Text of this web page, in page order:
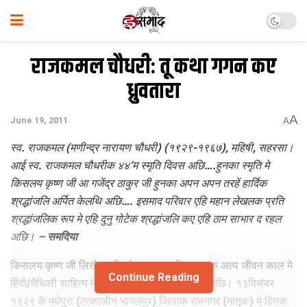
राजकमल चौधरी: तू कथा गगन कए
ध्रुवतारा
June 19, 2011 AA
स्व. राजकमल (मणीन्द्र नारायण चौधरी) (१९२९-१९६७), महिषी, सहरसा।
आई स्व. राजकमल चौधरीक ४४’म स्मृति दिवस अछि….हुनका स्मृति मे
किसलय कृष्ण जी आ गजेंद्र ठाकुर जी हुनका अपन अपन तरहें ‍हार्दिक
श्रद्धांजलि अर्पित केलथि अछि…. इसमाद परिवार एहि महान लेखलक प्रति
श्रद्धांजलिक रूप मे एहि दुनु गोटेक श्रद्धांजलि कए एहि ठाम साभार द रहल
अछि। – समदिया
किसलय कृष्ण जी लिखैत छथि जे मात्र अडतीस सालक अल्प जीवन काल मे
हिंदी/मैथिली साहित्य मे हुनक अप्रतिम योगदान रहल अछि। १३दिसंबर
१९२९ कें मधेपुरा (तत्कालीन भागलपुर) जिलाक रामनगर (मातृक) मे हिनक
Continue Reading